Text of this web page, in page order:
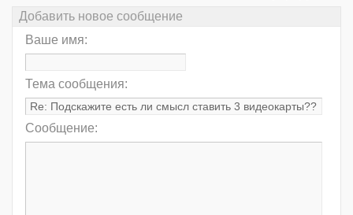
Добавить новое сообщение
Ваше имя:
Тема сообщения:
Сообщение: